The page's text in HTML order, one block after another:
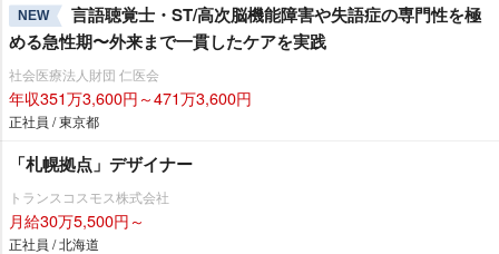
NEW
言語聴覚士・ST/高次脳機能障害や失語症の専門性を極
める急性期〜外来まで一貫したケアを実践
社会医療法人財団 仁医会
年収351万3,600円～471万3,600円
正社員 / 東京都
「札幌拠点」デザイナー
トランスコスモス株式会社
月給30万5,500円～
正社員 / 北海道